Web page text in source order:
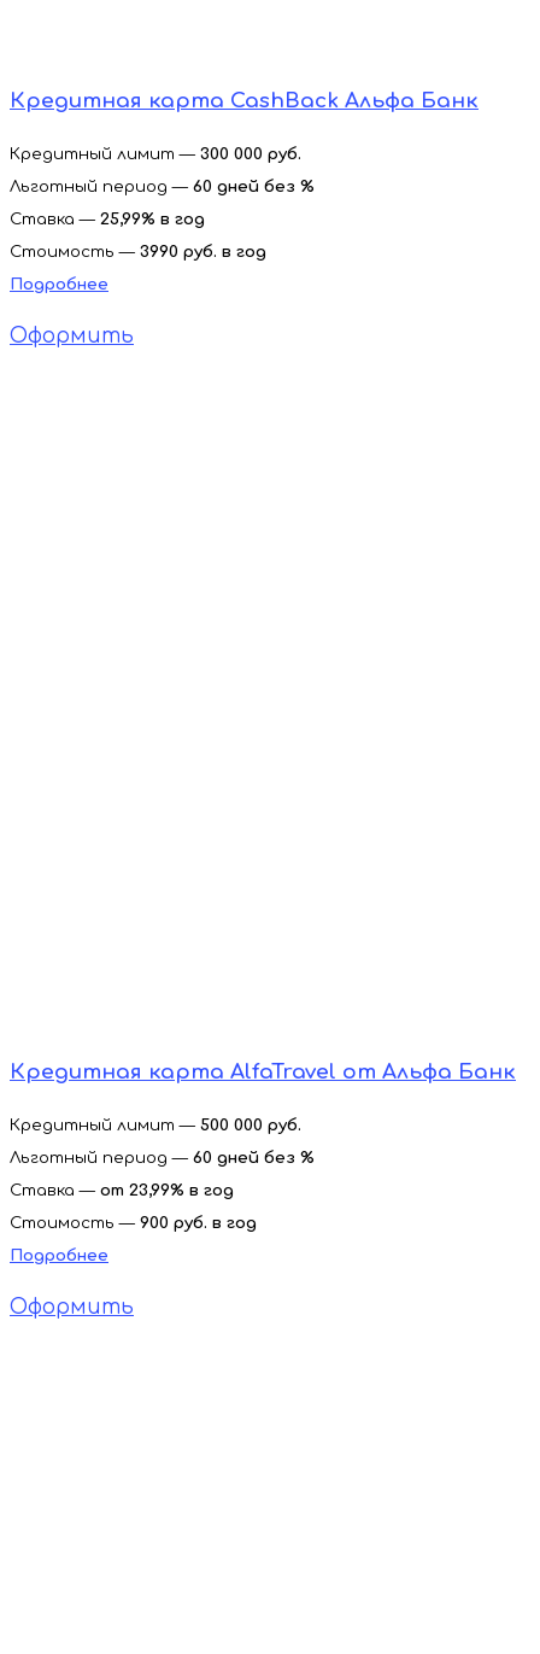
Кредитная карта CashBack Альфа Банк
Кредитный лимит — 300 000 руб.
Льготный период — 60 дней без %
Ставка — 25,99% в год
Стоимость — 3990 руб. в год
Подробнее
Оформить
Кредитная карта AlfaTravel от Альфа Банк
Кредитный лимит — 500 000 руб.
Льготный период — 60 дней без %
Ставка — от 23,99% в год
Стоимость — 900 руб. в год
Подробнее
Оформить